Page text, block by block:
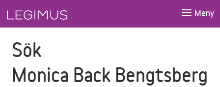
Meny
Sök
Monica Back Bengtsberg